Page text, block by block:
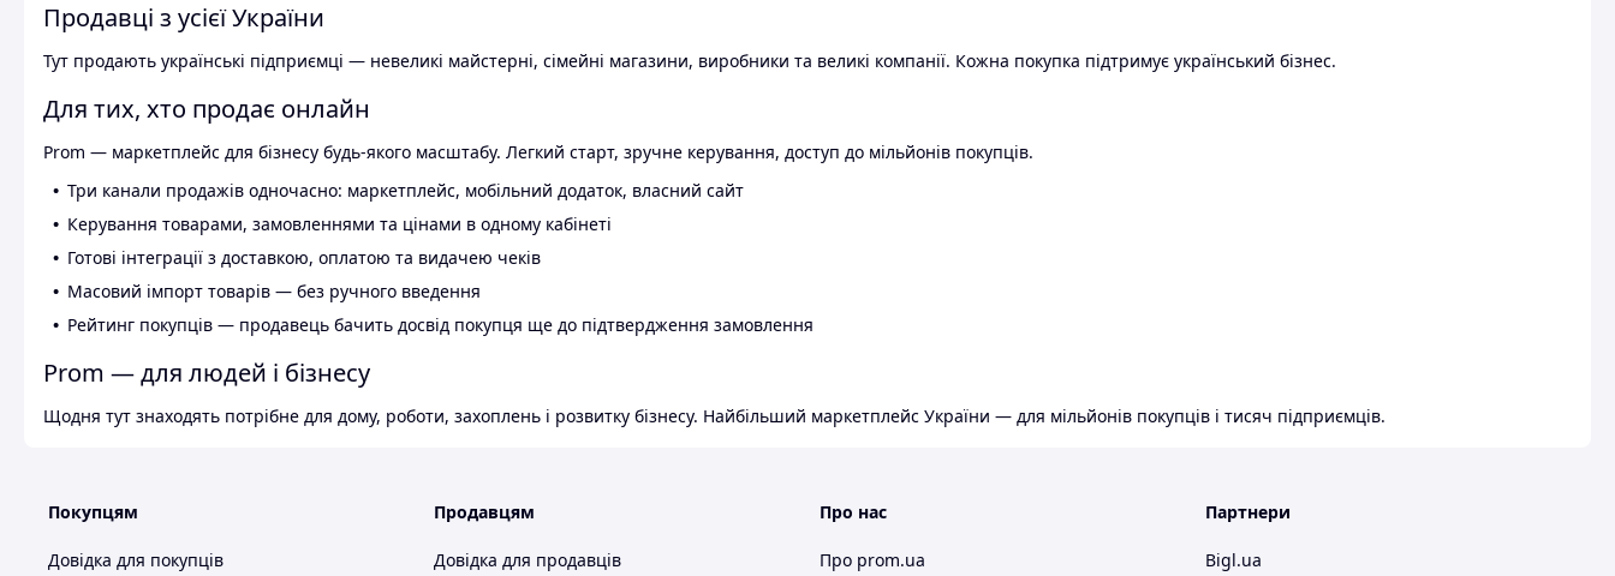
Продавці з усієї України
Тут продають українські підприємці — невеликі майстерні, сімейні магазини, виробники та великі компанії. Кожна покупка підтримує український бізнес.
Для тих, хто продає онлайн
Prom — маркетплейс для бізнесу будь-якого масштабу. Легкий старт, зручне керування, доступ до мільйонів покупців.
Три канали продажів одночасно: маркетплейс, мобільний додаток, власний сайт
Керування товарами, замовленнями та цінами в одному кабінеті
Готові інтеграції з доставкою, оплатою та видачею чеків
Масовий імпорт товарів — без ручного введення
Рейтинг покупців — продавець бачить досвід покупця ще до підтвердження замовлення
Prom — для людей і бізнесу
Щодня тут знаходять потрібне для дому, роботи, захоплень і розвитку бізнесу. Найбільший маркетплейс України — для мільйонів покупців і тисяч підприємців.
Покупцям
Довідка для покупців
Продавцям
Довідка для продавців
Про нас
Про prom.ua
Партнери
Bigl.ua